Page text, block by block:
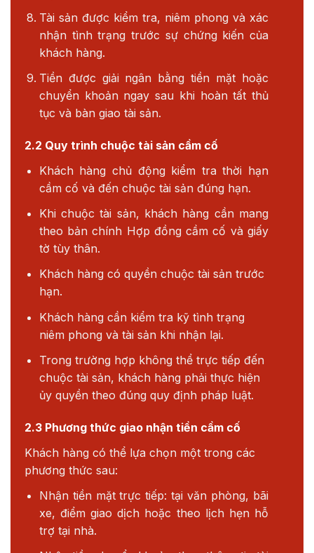
Tài sản được kiểm tra, niêm phong và xác
nhận tình trạng trước sự chứng kiến của
khách hàng.
Tiền được giải ngân bằng tiền mặt hoặc
chuyển khoản ngay sau khi hoàn tất thủ
tục và bàn giao tài sản.
2.2 Quy trình chuộc tài sản cầm cố
Khách hàng chủ động kiểm tra thời hạn
cầm cố và đến chuộc tài sản đúng hạn.
Khi chuộc tài sản, khách hàng cần mang
theo bản chính Hợp đồng cầm cố và giấy
tờ tùy thân.
Khách hàng có quyền chuộc tài sản trước
hạn.
Khách hàng cần kiểm tra kỹ tình trạng
niêm phong và tài sản khi nhận lại.
Trong trường hợp không thể trực tiếp đến
chuộc tài sản, khách hàng phải thực hiện
ủy quyền theo đúng quy định pháp luật.
2.3 Phương thức giao nhận tiền cầm cố
Khách hàng có thể lựa chọn một trong các
phương thức sau:
Nhận tiền mặt trực tiếp: tại văn phòng, bãi
xe, điểm giao dịch hoặc theo lịch hẹn hỗ
trợ tại nhà.